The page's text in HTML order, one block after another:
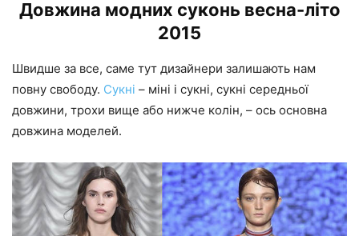
Довжина модних суконь весна-літо
2015
Швидше за все, саме тут дизайнери залишають нам
повну свободу. Сукні – міні і сукні, сукні середньої
довжини, трохи вище або нижче колін, – ось основна
довжина моделей.